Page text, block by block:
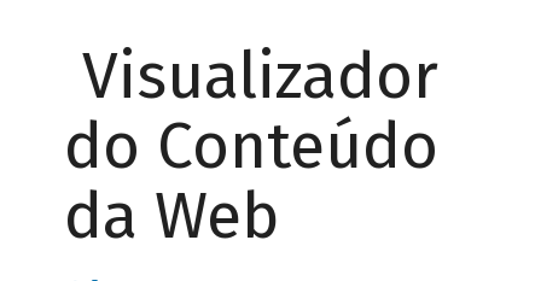
Visualizador
do Conteúdo
da Web